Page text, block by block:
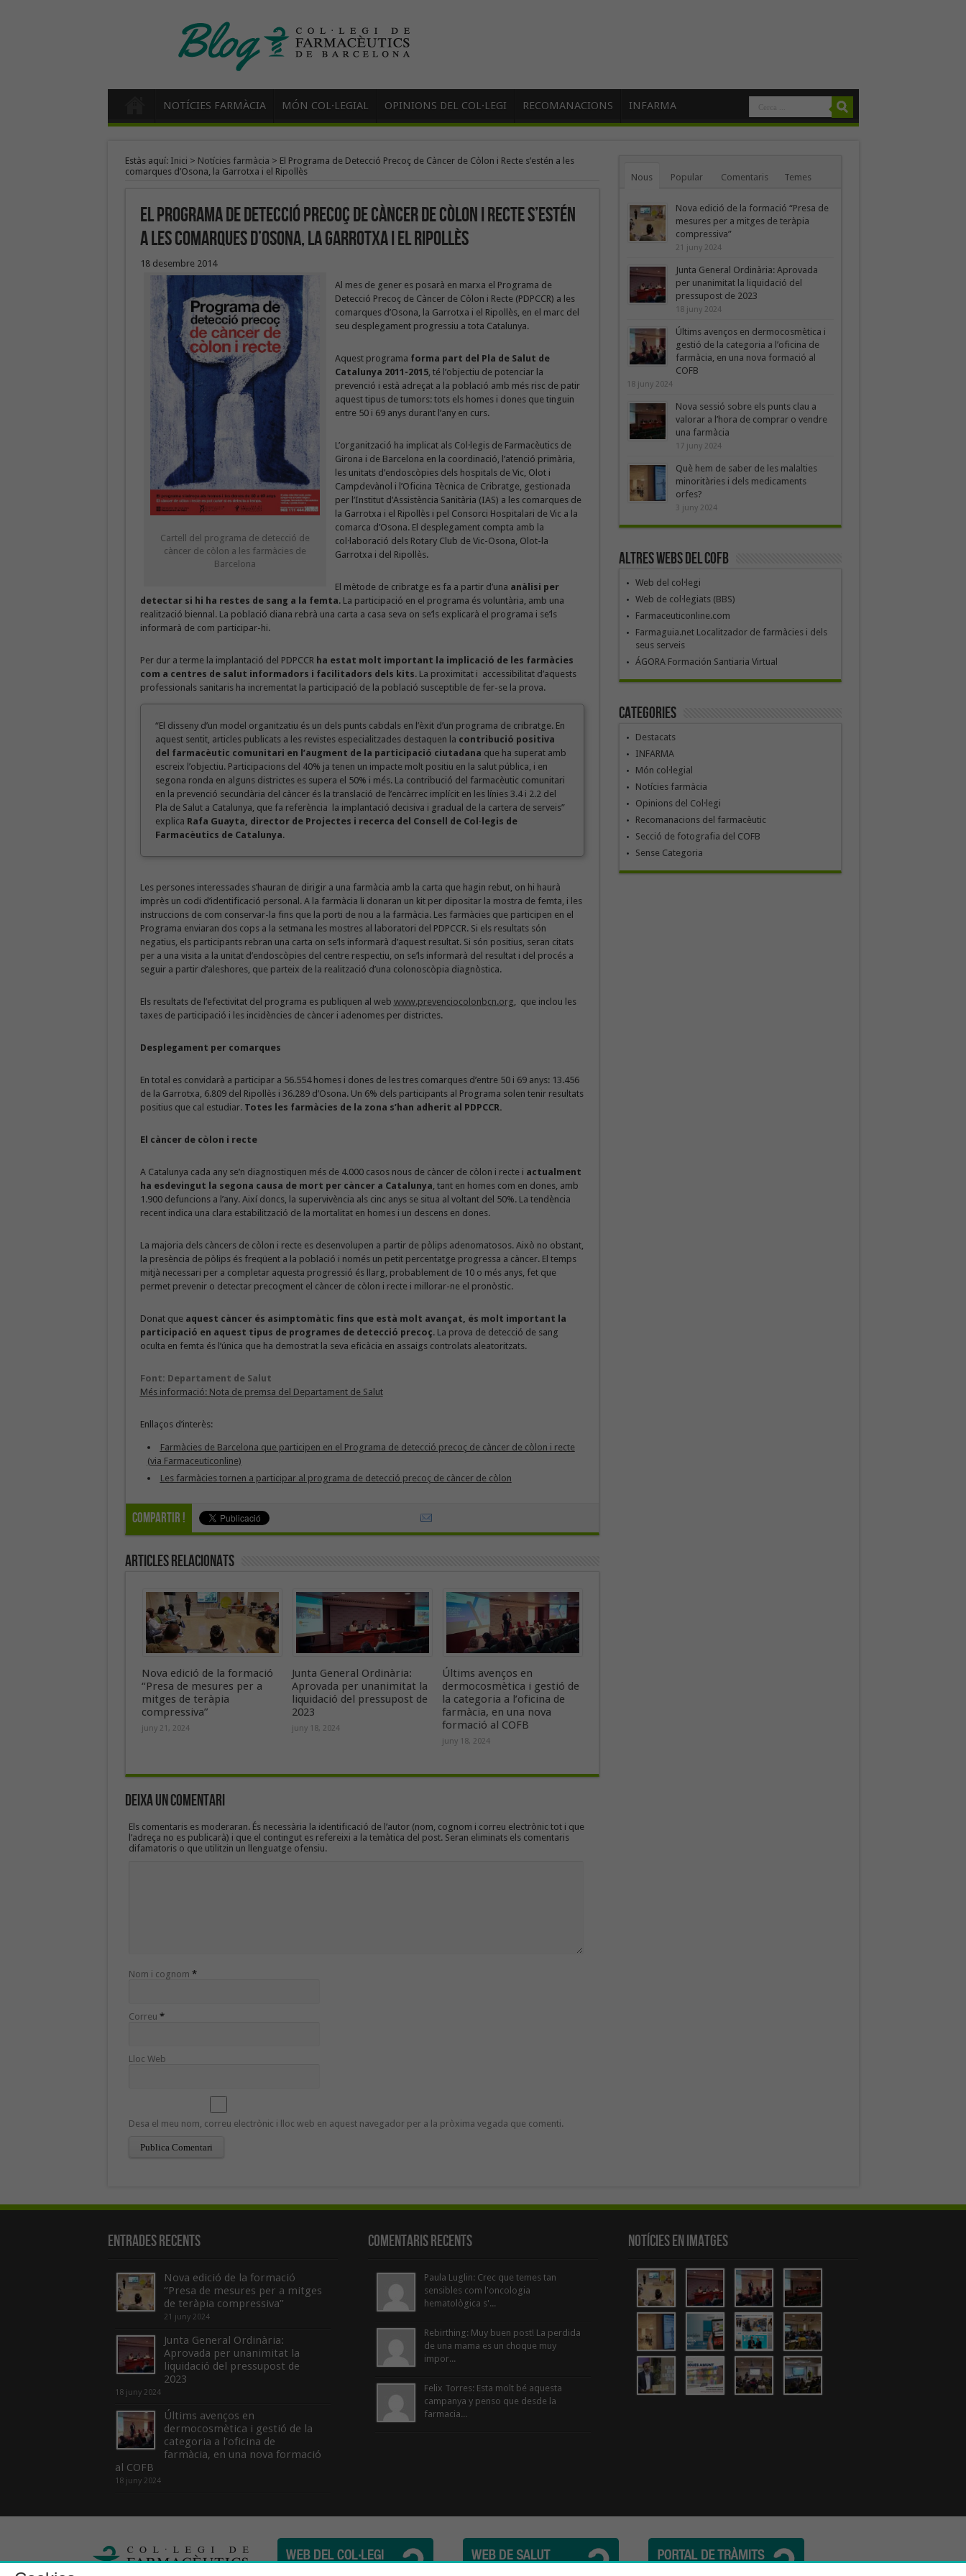
NOTÍCIES FARMÀCIA MÓN COL·LEGIAL OPINIONS DEL COL·LEGI RECOMANACIONS INFARMA
Estàs aquí: Inici > Notícies farmàcia > El Programa de Detecció Precoç de Càncer de Còlon i Recte s’estén a les
comarques d’Osona, la Garrotxa i el Ripollès
El Programa de Detecció Precoç de Càncer de Còlon i Recte s’estén
a les comarques d’Osona, la Garrotxa i el Ripollès
18 desembre 2014
Cartell del programa de detecció de
càncer de còlon a les farmàcies de
Barcelona
Al mes de gener es posarà en marxa el Programa de
Detecció Precoç de Càncer de Còlon i Recte (PDPCCR) a les
comarques d’Osona, la Garrotxa i el Ripollès, en el marc del
seu desplegament progressiu a tota Catalunya.
Aquest programa forma part del Pla de Salut de
Catalunya 2011-2015, té l’objectiu de potenciar la
prevenció i està adreçat a la població amb més risc de patir
aquest tipus de tumors: tots els homes i dones que tinguin
entre 50 i 69 anys durant l’any en curs.
L’organització ha implicat als Col·legis de Farmacèutics de
Girona i de Barcelona en la coordinació, l’atenció primària,
les unitats d’endoscòpies dels hospitals de Vic, Olot i
Campdevànol i l’Oficina Tècnica de Cribratge, gestionada
per l’Institut d’Assistència Sanitària (IAS) a les comarques de
la Garrotxa i el Ripollès i pel Consorci Hospitalari de Vic a la
comarca d’Osona. El desplegament compta amb la
col·laboració dels Rotary Club de Vic-Osona, Olot-la
Garrotxa i del Ripollès.
El mètode de cribratge es fa a partir d’una anàlisi per
detectar si hi ha restes de sang a la femta. La participació en el programa és voluntària, amb una
realització biennal. La població diana rebrà una carta a casa seva on se’ls explicarà el programa i se’ls
informarà de com participar-hi.
Per dur a terme la implantació del PDPCCR ha estat molt important la implicació de les farmàcies
com a centres de salut informadors i facilitadors dels kits. La proximitat i accessibilitat d’aquests
professionals sanitaris ha incrementat la participació de la població susceptible de fer-se la prova.
“El disseny d’un model organitzatiu és un dels punts cabdals en l’èxit d’un programa de cribratge. En
aquest sentit, articles publicats a les revistes especialitzades destaquen la contribució positiva
del farmacèutic comunitari en l’augment de la participació ciutadana que ha superat amb
escreix l’objectiu. Participacions del 40% ja tenen un impacte molt positiu en la salut pública, i en
segona ronda en alguns districtes es supera el 50% i més. La contribució del farmacèutic comunitari
en la prevenció secundària del càncer és la translació de l’encàrrec implícit en les línies 3.4 i 2.2 del
Pla de Salut a Catalunya, que fa referència la implantació decisiva i gradual de la cartera de serveis”
explica Rafa Guayta, director de Projectes i recerca del Consell de Col·legis de
Farmacèutics de Catalunya.
Les persones interessades s’hauran de dirigir a una farmàcia amb la carta que hagin rebut, on hi haurà
imprès un codi d’identificació personal. A la farmàcia li donaran un kit per dipositar la mostra de femta, i les
instruccions de com conservar-la fins que la porti de nou a la farmàcia. Les farmàcies que participen en el
Programa enviaran dos cops a la setmana les mostres al laboratori del PDPCCR. Si els resultats són
negatius, els participants rebran una carta on se’ls informarà d’aquest resultat. Si són positius, seran citats
per a una visita a la unitat d’endoscòpies del centre respectiu, on se’ls informarà del resultat i del procés a
seguir a partir d’aleshores, que parteix de la realització d’una colonoscòpia diagnòstica.
Els resultats de l’efectivitat del programa es publiquen al web www.prevenciocolonbcn.org, que inclou les
taxes de participació i les incidències de càncer i adenomes per districtes.
Desplegament per comarques
En total es convidarà a participar a 56.554 homes i dones de les tres comarques d’entre 50 i 69 anys: 13.456
de la Garrotxa, 6.809 del Ripollès i 36.289 d’Osona. Un 6% dels participants al Programa solen tenir resultats
positius que cal estudiar. Totes les farmàcies de la zona s’han adherit al PDPCCR.
El càncer de còlon i recte
A Catalunya cada any se’n diagnostiquen més de 4.000 casos nous de càncer de còlon i recte i actualment
ha esdevingut la segona causa de mort per càncer a Catalunya, tant en homes com en dones, amb
1.900 defuncions a l’any. Així doncs, la supervivència als cinc anys se situa al voltant del 50%. La tendència
recent indica una clara estabilització de la mortalitat en homes i un descens en dones.
La majoria dels càncers de còlon i recte es desenvolupen a partir de pòlips adenomatosos. Això no obstant,
la presència de pòlips és freqüent a la població i només un petit percentatge progressa a càncer. El temps
mitjà necessari per a completar aquesta progressió és llarg, probablement de 10 o més anys, fet que
permet prevenir o detectar precoçment el càncer de còlon i recte i millorar-ne el pronòstic.
Donat que aquest càncer és asimptomàtic fins que està molt avançat, és molt important la
participació en aquest tipus de programes de detecció precoç. La prova de detecció de sang
oculta en femta és l’única que ha demostrat la seva eficàcia en assaigs controlats aleatoritzats.
Font: Departament de Salut
Més informació: Nota de premsa del Departament de Salut
Enllaços d’interès:
Farmàcies de Barcelona que participen en el Programa de detecció precoç de càncer de còlon i recte
(via Farmaceuticonline)
Les farmàcies tornen a participar al programa de detecció precoç de càncer de còlon
Compartir !
Articles Relacionats
Nova edició de la formació
“Presa de mesures per a
mitges de teràpia
compressiva”
juny 21, 2024
Junta General Ordinària:
Aprovada per unanimitat la
liquidació del pressupost de
2023
juny 18, 2024
Últims avenços en
dermocosmètica i gestió de
la categoria a l’oficina de
farmàcia, en una nova
formació al COFB
juny 18, 2024
Deixa un Comentari
Els comentaris es moderaran. És necessària la identificació de l’autor (nom, cognom i correu electrònic tot i que
l’adreça no es publicarà) i que el contingut es refereixi a la temàtica del post. Seran eliminats els comentaris
difamatoris o que utilitzin un llenguatge ofensiu.
Nom i cognom *
Correu *
Lloc Web
Desa el meu nom, correu electrònic i lloc web en aquest navegador per a la pròxima vegada que comenti.
Nous Popular Comentaris Temes
Nova edició de la formació “Presa de
mesures per a mitges de teràpia
compressiva”
21 juny 2024
Junta General Ordinària: Aprovada
per unanimitat la liquidació del
pressupost de 2023
18 juny 2024
Últims avenços en dermocosmètica i
gestió de la categoria a l’oficina de
farmàcia, en una nova formació al
COFB
18 juny 2024
Nova sessió sobre els punts clau a
valorar a l’hora de comprar o vendre
una farmàcia
17 juny 2024
Què hem de saber de les malalties
minoritàries i dels medicaments
orfes?
3 juny 2024
Altres webs del COFB
Web del col·legi
Web de col·legiats (BBS)
Farmaceuticonline.com
Farmaguia.net Localitzador de farmàcies i dels
seus serveis
ÁGORA Formación Santiaria Virtual
Categories
Destacats
INFARMA
Món col·legial
Notícies farmàcia
Opinions del Col·legi
Recomanacions del farmacèutic
Secció de fotografia del COFB
Sense Categoria
Entrades recents
Nova edició de la formació
“Presa de mesures per a mitges
de teràpia compressiva”
21 juny 2024
Junta General Ordinària:
Aprovada per unanimitat la
liquidació del pressupost de
2023
18 juny 2024
Últims avenços en
dermocosmètica i gestió de la
categoria a l’oficina de
farmàcia, en una nova formació
al COFB
18 juny 2024
Comentaris Recents
Paula Luglin: Crec que temes tan
sensibles com l'oncologia
hematològica s'...
Rebirthing: Muy buen post! La perdida
de una mama es un choque muy
impor...
Felix Torres: Esta molt bé aquesta
campanya y penso que desde la
farmacia...
Notícies en Imatges